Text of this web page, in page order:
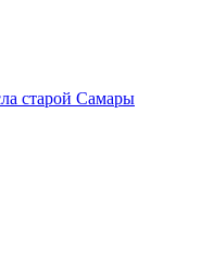
старой Самары